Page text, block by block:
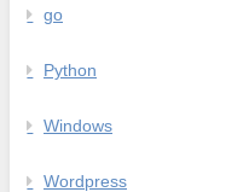
go
Python
Windows
Wordpress